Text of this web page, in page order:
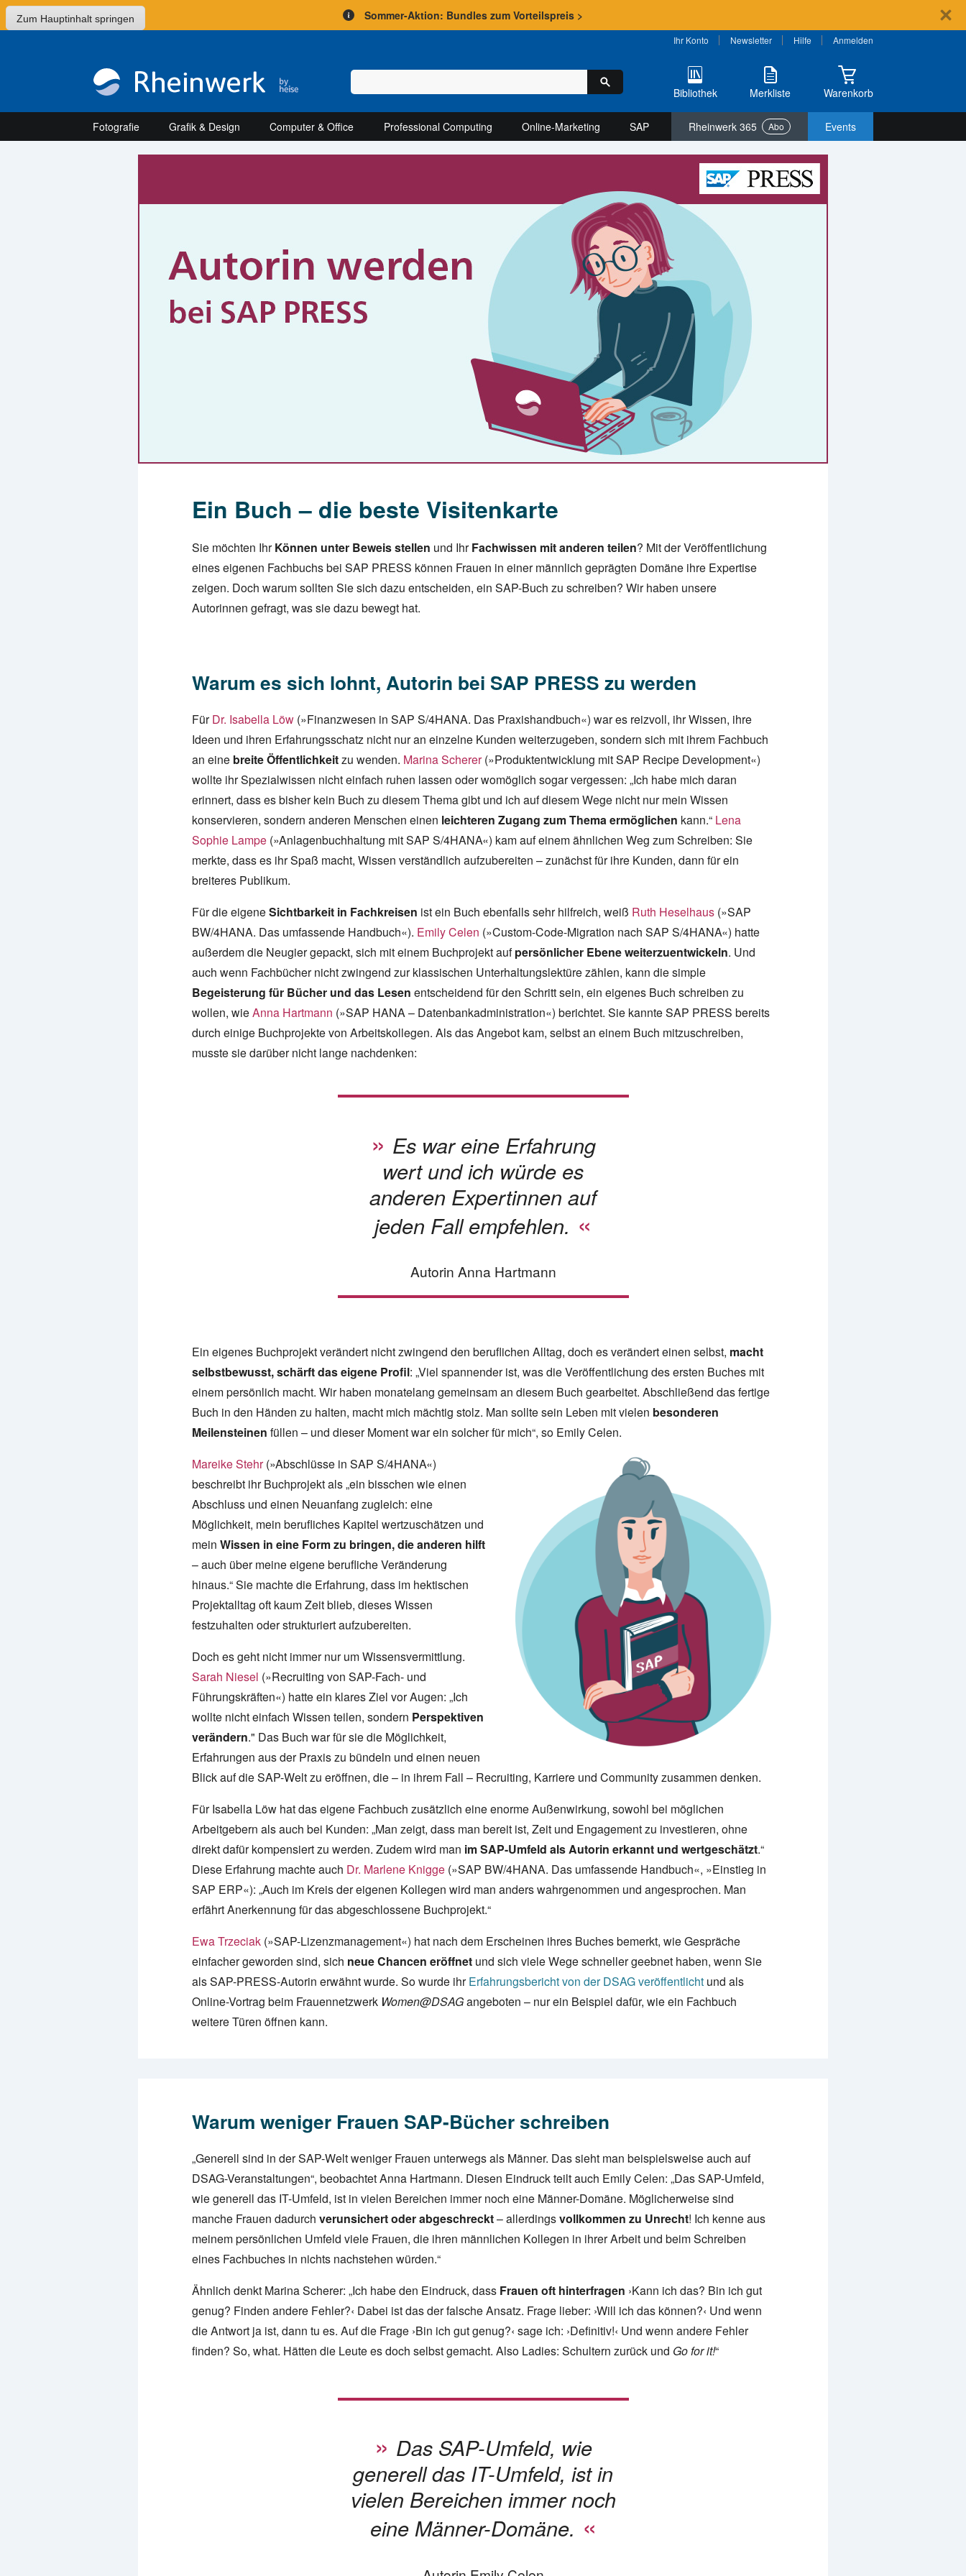
Zum Hauptinhalt springen Sommer-Aktion: Bundles zum Vorteilspreis >
Ihr Konto Newsletter Hilfe Anmelden
Bibliothek Merkliste Warenkorb
Fotografie Grafik & Design Computer & Office Professional Computing Online-Marketing SAP Rheinwerk 365 Abo Events
Ein Buch – die beste Visitenkarte
Sie möchten IhrKönnen unter Beweis stellen und IhrFachwissen mit anderen teilen? Mit der Veröffentlichung
eines eigenen Fachbuchs bei SAP PRESS können Frauen in einer männlich geprägten Domäne ihre Expertise
zeigen. Doch warum sollten Sie sich dazu entscheiden, ein SAP-Buch zu schreiben? Wir haben unsere
Autorinnen gefragt, was sie dazu bewegt hat.
Warum es sich lohnt, Autorin bei SAP PRESS zu werden
Für Dr. Isabella Löw (»Finanzwesen in SAP S/4HANA. Das Praxishandbuch«) war es reizvoll, ihr Wissen, ihre
Ideen und ihren Erfahrungsschatz nicht nur an einzelne Kunden weiterzugeben, sondern sich mit ihrem Fachbuch
an eine breite Öffentlichkeitzu wenden. Marina Scherer (»Produktentwicklung mit SAP Recipe Development«)
wollte ihr Spezialwissen nicht einfach ruhen lassen oder womöglich sogar vergessen: „Ich habe mich daran
erinnert, dass es bisher kein Buch zu diesem Thema gibt und ich auf diesem Wege nicht nur mein Wissen
konservieren, sondern anderen Menschen einen leichteren Zugang zum Thema ermöglichen kann.“ Lena
Sophie Lampe (»Anlagenbuchhaltung mit SAP S/4HANA«) kam auf einem ähnlichen Weg zum Schreiben: Sie
merkte, dass es ihr Spaß macht, Wissen verständlich aufzubereiten – zunächst für ihre Kunden, dann für ein
breiteres Publikum.
Für die eigeneSichtbarkeit in Fachkreisen ist ein Buch ebenfalls sehr hilfreich, weiß Ruth Heselhaus (»SAP
BW/4HANA. Das umfassende Handbuch«). Emily Celen (»Custom-Code-Migration nach SAP S/4HANA«) hatte
außerdem die Neugier gepackt, sich mit einem Buchprojekt aufpersönlicher Ebene weiterzuentwickeln. Und
auch wenn Fachbücher nicht zwingend zur klassischen Unterhaltungslektüre zählen, kann die simple
Begeisterung für Bücher und das Lesen entscheidend für den Schritt sein, ein eigenes Buch schreiben zu
wollen, wieAnna Hartmann (»SAP HANA – Datenbankadministration«) berichtet. Sie kannte SAP PRESS bereits
durch einige Buchprojekte von Arbeitskollegen. Als das Angebot kam, selbst an einem Buch mitzuschreiben,
musste sie darüber nicht lange nachdenken:
Es war eine Erfahrung
wert und ich würde es
anderen Expertinnen auf
jeden Fall empfehlen.
Autorin Anna Hartmann
Ein eigenes Buchprojekt verändert nicht zwingend den beruflichen Alltag, doch es verändert einen selbst, macht
selbstbewusst, schärft das eigene Profil: „Viel spannender ist, was die Veröffentlichung des ersten Buches mit
einem persönlich macht. Wir haben monatelang gemeinsam an diesem Buch gearbeitet. Abschließend das fertige
Buch in den Händen zu halten, macht mich mächtig stolz. Man sollte sein Leben mit vielen besonderen
Meilensteinen füllen – und dieser Moment war ein solcher für mich“, so Emily Celen.
Mareike Stehr (»Abschlüsse in SAP S/4HANA«)
beschreibt ihr Buchprojekt als „ein bisschen wie einen
Abschluss und einen Neuanfang zugleich: eine
Möglichkeit, mein berufliches Kapitel wertzuschätzen und
mein Wissen in eine Form zu bringen, die anderen hilft
– auch über meine eigene berufliche Veränderung
hinaus.“ Sie machte die Erfahrung, dass im hektischen
Projektalltag oft kaum Zeit blieb, dieses Wissen
festzuhalten oder strukturiert aufzubereiten.
Doch es geht nicht immer nur um Wissensvermittlung.
Sarah Niesel (»Recruiting von SAP-Fach- und
Führungskräften«) hatte ein klares Ziel vor Augen: „Ich
wollte nicht einfach Wissen teilen, sondern Perspektiven
verändern." Das Buch war für sie die Möglichkeit,
Erfahrungen aus der Praxis zu bündeln und einen neuen
Blick auf die SAP-Welt zu eröffnen, die – in ihrem Fall – Recruiting, Karriere und Community zusammen denken.
Für Isabella Löw hat das eigene Fachbuch zusätzlich eine enorme Außenwirkung, sowohl bei möglichen
Arbeitgebern als auch bei Kunden: „Man zeigt, dass man bereit ist, Zeit und Engagement zu investieren, ohne
direkt dafür kompensiert zu werden. Zudem wird man im SAP-Umfeld als Autorin erkannt und wertgeschätzt.“
Diese Erfahrung machte auch Dr. Marlene Knigge (»SAP BW/4HANA. Das umfassende Handbuch«, »Einstieg in
SAP ERP«): „Auch im Kreis der eigenen Kollegen wird man anders wahrgenommen und angesprochen. Man
erfährt Anerkennung für das abgeschlossene Buchprojekt.“
Ewa Trzeciak (»SAP-Lizenzmanagement«) hat nach dem Erscheinen ihres Buches bemerkt, wie Gespräche
einfacher geworden sind, sich neue Chancen eröffnet und sich viele Wege schneller geebnet haben, wenn Sie
als SAP-PRESS-Autorin erwähnt wurde. So wurde ihrErfahrungsbericht von der DSAG veröffentlicht und als
Online-Vortrag beim Frauennetzwerk Women@DSAGangeboten – nur ein Beispiel dafür, wie ein Fachbuch
weitere Türen öffnen kann.
Warum weniger Frauen SAP-Bücher schreiben
„Generell sind in der SAP-Welt weniger Frauen unterwegs als Männer. Das sieht man beispielsweise auch auf
DSAG-Veranstaltungen“, beobachtet Anna Hartmann. Diesen Eindruck teilt auch Emily Celen: „Das SAP-Umfeld,
wie generell das IT-Umfeld, ist in vielen Bereichen immer noch eine Männer-Domäne. Möglicherweise sind
manche Frauen dadurch verunsichert oder abgeschreckt– allerdingsvollkommen zu Unrecht! Ich kenne aus
meinem persönlichen Umfeld viele Frauen, die ihren männlichen Kollegen in ihrer Arbeit und beim Schreiben
eines Fachbuches in nichts nachstehen würden.“
Ähnlich denkt Marina Scherer: „Ich habe den Eindruck, dass Frauen oft hinterfragen ›Kann ich das? Bin ich gut
genug? Finden andere Fehler?‹ Dabei ist das der falsche Ansatz. Frage lieber: ›Will ich das können?‹ Und wenn
die Antwort ja ist, dann tu es. Auf die Frage ›Bin ich gut genug?‹ sage ich: ›Definitiv!‹ Und wenn andere Fehler
finden? So, what. Hätten die Leute es doch selbst gemacht. Also Ladies: Schultern zurück und Go for it!“
Das SAP-Umfeld, wie
generell das IT-Umfeld, ist in
vielen Bereichen immer noch
eine Männer-Domäne.